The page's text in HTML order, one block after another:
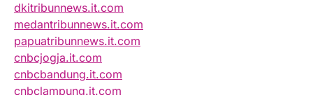
dkitribunnews.it.com
medantribunnews.it.com
papuatribunnews.it.com
cnbcjogja.it.com
cnbcbandung.it.com
cnbclampung.it.com